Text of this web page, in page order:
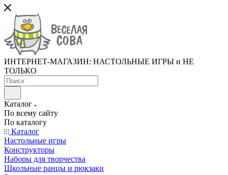
ИНТЕРНЕТ-МАГАЗИН: НАСТОЛЬНЫЕ ИГРЫ и НЕ
ТОЛЬКО
Каталог
По всему сайту
По каталогу
Каталог
Настольные игры
Конструкторы
Наборы для творчества
Школьные ранцы и рюкзаки